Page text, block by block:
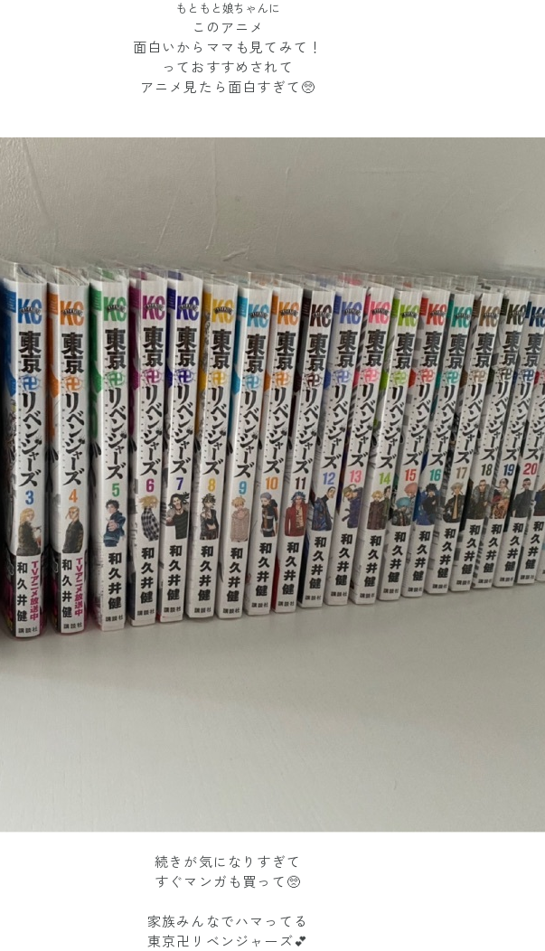
もともと娘ちゃんに
このアニメ
面白いからママも見てみて！
っておすすめされて
アニメ見たら面白すぎて🥺
続きが気になりすぎて
すぐマンガも買って🥺
家族みんなでハマってる
東京卍リベンジャーズ💕